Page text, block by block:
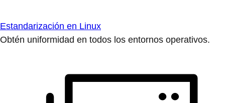
Estandarización en Linux
Obtén uniformidad en todos los entornos operativos.